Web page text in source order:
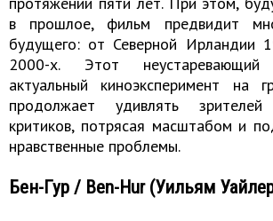
в прошлое, фильм предвидит
будущего: от Северной Ирландии
2000-х. Этот
актуальный киноэксперимент на
продолжает удивлять
критиков, потрясая масштабом и
нравственные проблемы.
Бен-Гур / Ben-Hur (Уильям